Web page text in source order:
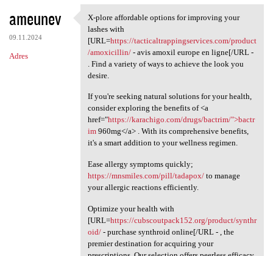
K
o
m
e
ameunev
09.11.2024
Adres
X-plore affordable options
X-plore affordable options for improving your
lashes with
[URL=https://tacticaltrappingservices.com/product
/amoxicillin/- avis amoxil europe en ligne[/URL -
. Find a variety of ways to achieve the look you
desire.
If you're seeking natural solutions for your health,
consider exploring the benefits of <a
href="https://karachigo.com/drugs/bactrim/">bactr
im960mg</a> . With its comprehensive benefits,
it's a smart addition to your wellness regimen.
Ease allergy symptoms quickly;
https://mnsmiles.com/pill/tadapox/to manage
your allergic reactions efficiently.
Optimize your health with
[URL=https://cubscoutpack152.org/product/synthr
oid/- purchase synthroid online[/URL - , the
premier destination for acquiring your